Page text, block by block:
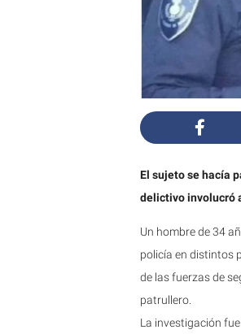
El sujeto se hacía
delictivo involucró
Un hombre de 34
policía en distintos
de las fuerzas de
patrullero.
La investigación